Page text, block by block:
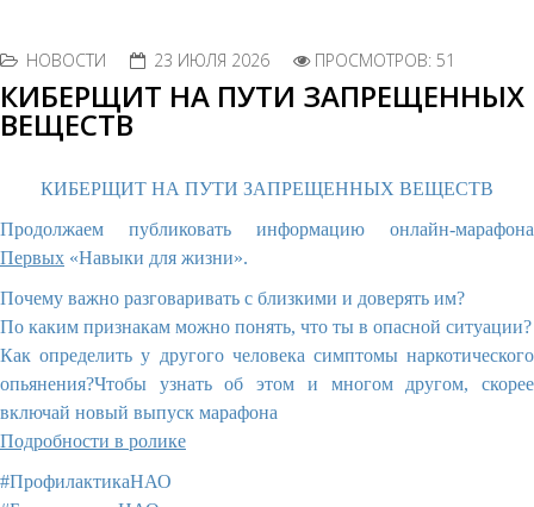
НОВОСТИ 23 ИЮЛЯ 2026 ПРОСМОТРОВ: 51
КИБЕРЩИТ НА ПУТИ ЗАПРЕЩЕННЫХ
ВЕЩЕСТВ
КИБЕРЩИТ НА ПУТИ ЗАПРЕЩЕННЫХ ВЕЩЕСТВ
Продолжаем публиковать информацию онлайн-марафона
Первых «Навыки для жизни».
Почему важно разговаривать с близкими и доверять им?
По каким признакам можно понять, что ты в опасной ситуации?
Как определить у другого человека симптомы наркотического
опьянения?Чтобы узнать об этом и многом другом, скорее
включай новый выпуск марафона️
Подробности в ролике
#ПрофилактикаНАО